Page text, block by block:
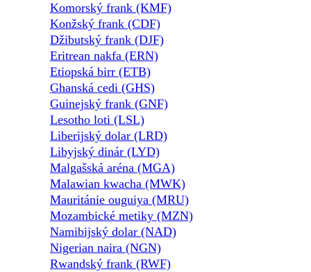
Komorský frank (KMF)
Konžský frank (CDF)
Džibutský frank (DJF)
Eritrean nakfa (ERN)
Etiopská birr (ETB)
Ghanská cedi (GHS)
Guinejský frank (GNF)
Lesotho loti (LSL)
Liberijský dolar (LRD)
Libyjský dinár (LYD)
Malgašská aréna (MGA)
Malawian kwacha (MWK)
Mauritánie ouguiya (MRU)
Mozambické metiky (MZN)
Namibijský dolar (NAD)
Nigerian naira (NGN)
Rwandský frank (RWF)